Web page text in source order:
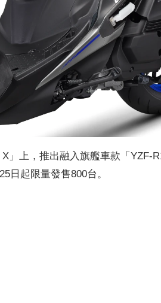
」上，推出融入旗艦車款「YZF-
日起限量發售800台。